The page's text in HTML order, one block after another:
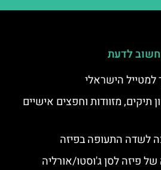
חשוב לדעת
למטייל הישראלי
תיקים, מזוודות וחפצים אישיים
לשדה התעופה בפיזה
פיזה לסן ג'וסטו/אורליה